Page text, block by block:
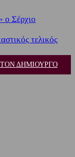
ο Σέρχιο
τελικός
ΔΗΜΙΟΥΡΓΟ